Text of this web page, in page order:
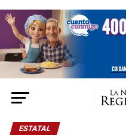
ESTATAL